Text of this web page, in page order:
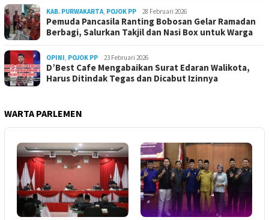
KAB. PURWAKARTA, POJOK PP 28 Februari 2026
Pemuda Pancasila Ranting Bobosan Gelar Ramadan
Berbagi, Salurkan Takjil dan Nasi Box untuk Warga
OPINI, POJOK PP 23 Februari 2026
D’Best Cafe Mengabaikan Surat Edaran Walikota,
Harus Ditindak Tegas dan Dicabut Izinnya
WARTA PARLEMEN